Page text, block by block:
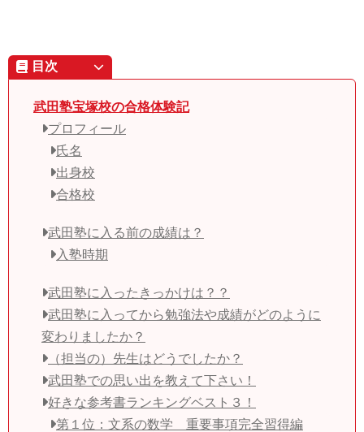
目次
武田塾宝塚校の合格体験記
プロフィール
氏名
出身校
合格校
武田塾に入る前の成績は？
入塾時期
武田塾に入ったきっかけは？？
武田塾に入ってから勉強法や成績がどのように
変わりましたか？
（担当の）先生はどうでしたか？
武田塾での思い出を教えて下さい！
好きな参考書ランキングベスト３！
第１位：文系の数学 重要事項完全習得編